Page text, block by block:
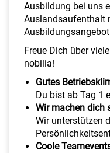
Ausbildung bei uns
Auslandsaufenthalt
Freue Dich über
nobilia!
Gutes
Du bist ab Tag 1
Wir machen dich
Wir unterstützen
Coole